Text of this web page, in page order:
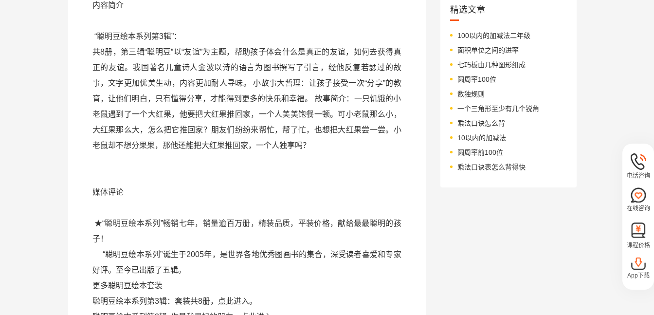
内容简介
“聪明豆绘本系列第3辑”：
共8册，第三辑“聪明豆”以“友谊”为主题，帮助孩子体会什么是真正的友谊，如何去获得真
正的友谊。我国著名儿童诗人金波以诗的语言为图书撰写了引言，经他反复若瑟过的故
事，文字更加优美生动，内容更加耐人寻味。 小故事大哲理：让孩子接受一次“分享”的教
育，让他们明白，只有懂得分享，才能得到更多的快乐和幸福。 故事简介：一只饥饿的小
老鼠遇到了一个大红果，他要把大红果推回家，一个人美美饱餐一顿。可小老鼠那么小，
大红果那么大，怎么把它推回家？朋友们纷纷来帮忙，帮了忙，也想把大红果尝一尝。小
老鼠却不想分果果，那他还能把大红果推回家，一个人独享吗？
媒体评论
★“聪明豆绘本系列”畅销七年，销量逾百万册，精装品质，平装价格，献给最最聪明的孩
子！
“聪明豆绘本系列”诞生于2005年，是世界各地优秀图画书的集合，深受读者喜爱和专家
好评。至今已出版了五辑。
更多聪明豆绘本套装
聪明豆绘本系列第3辑：套装共8册，点此进入。
精选文章
100以内的加减法二年级
面积单位之间的进率
七巧板由几种图形组成
圆周率100位
数独规则
一个三角形至少有几个锐角
乘法口诀怎么背
10以内的加减法
圆周率前100位
乘法口诀表怎么背得快
电话咨询
在线咨询
课程价格
App下载